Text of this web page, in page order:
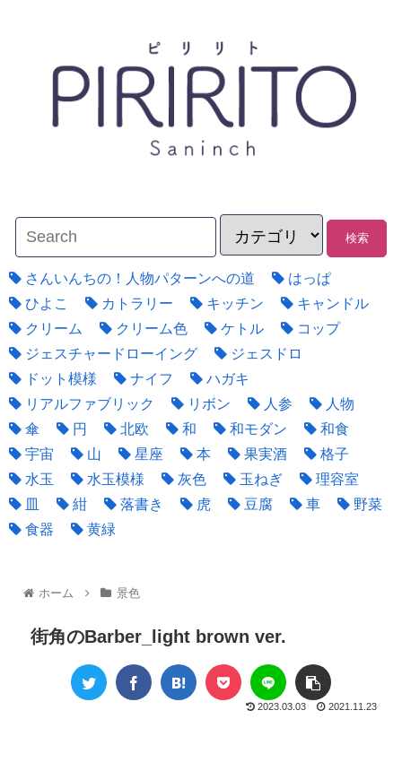
さんいんちの！人物パターンへの道
はっぱ
ひよこ
カトラリー キッチン
キャンドル
クリーム
クリーム色 ケトル
コップ
ジェスチャードローイング
ジェスドロ
ドット模様
ナイフ
ハガキ
リアルファブリック
リボン 人参
人物
傘
円 北欧 和 和モダン
和食
宇宙
山 星座 本 果実酒
格子
水玉
水玉模様 灰色 玉ねぎ
理容室
皿
紺 落書き 虎 豆腐 車
野菜
食器
黄緑
ホーム 景色
街角のBarber_light brown ver.
2023.03.03 2021.11.23